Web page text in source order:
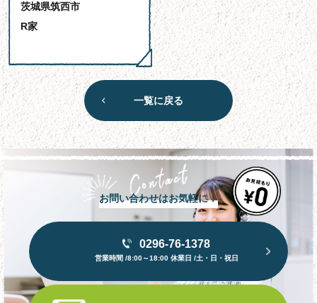
茨城県筑西市
R家
一覧に戻る
お問い合わせはお気軽に！
0296-76-1378
営業時間 /8:00～18:00 休業日 /土・日・祝日